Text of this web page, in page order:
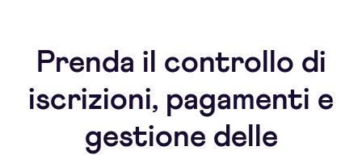
Prenda il controllo di
iscrizioni, pagamenti e
gestione delle